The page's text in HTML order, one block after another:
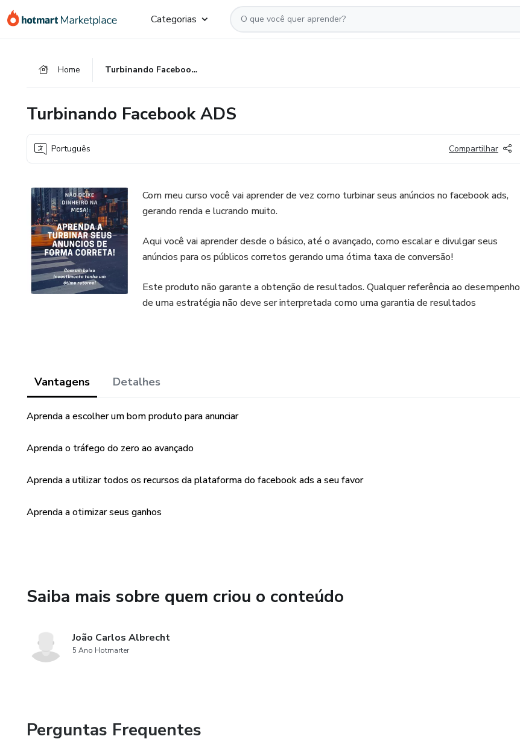
para
para
para
Categorias
Home Turbinando Facebook ADS
Turbinando Facebook ADS
Português Compartilhar
Com meu curso você vai aprender de vez como turbinar seus anúncios no facebook ads,
gerando renda e lucrando muito.
Aqui você vai aprender desde o básico, até o avançado, como escalar e divulgar seus
anúncios para os públicos corretos gerando uma ótima taxa de conversão!
Este produto não garante a obtenção de resultados. Qualquer referência ao desempenho
de uma estratégia não deve ser interpretada como uma garantia de resultados
Vantagens Detalhes
Aprenda a escolher um bom produto para anunciar
Aprenda o tráfego do zero ao avançado
Aprenda a utilizar todos os recursos da plataforma do facebook ads a seu favor
Aprenda a otimizar seus ganhos
Saiba mais sobre quem criou o conteúdo
João Carlos Albrecht
5 Ano Hotmarter
Perguntas Frequentes